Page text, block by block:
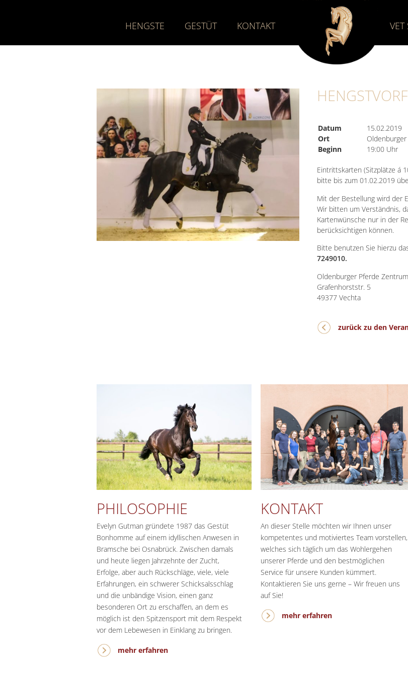
HENGSTE GESTÜT KONTAKT VET
Datum
15.02.2019
Ort
Beginn
19:00 Uhr
Eintrittskarten (Sitzplätze á
bitte bis zum 01.02.2019
Mit der Bestellung wird der
Wir bitten um Verständnis,
Kartenwünsche nur in der
berücksichtigen können.
Bitte benutzen Sie hierzu
7249010.
Oldenburger Pferde
Grafenhorststr. 5
49377 Vechta
zurück zu den
PHILOSOPHIE
Evelyn Gutman gründete 1987 das Gestüt
Bonhomme auf einem idyllischen Anwesen in
Bramsche bei Osnabrück. Zwischen damals
und heute liegen Jahrzehnte der Zucht,
Erfolge, aber auch Rückschläge, viele, viele
Erfahrungen, ein schwerer Schicksalsschlag
und die unbändige Vision, einen ganz
besonderen Ort zu erschaffen, an dem es
möglich ist den Spitzensport mit dem Respekt
vor dem Lebewesen in Einklang zu bringen.
mehr erfahren
KONTAKT
An dieser Stelle möchten wir Ihnen unser
kompetentes und motiviertes Team vorstellen,
welches sich täglich um das Wohlergehen
unserer Pferde und den bestmöglichen
Service für unsere Kunden kümmert.
Kontaktieren Sie uns gerne – Wir freuen uns
auf Sie!
mehr erfahren